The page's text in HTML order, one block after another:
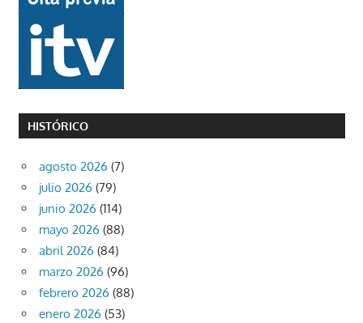
HISTÓRICO
agosto 2026 (7)
julio 2026 (79)
junio 2026 (114)
mayo 2026 (88)
abril 2026 (84)
marzo 2026 (96)
febrero 2026 (88)
enero 2026 (53)